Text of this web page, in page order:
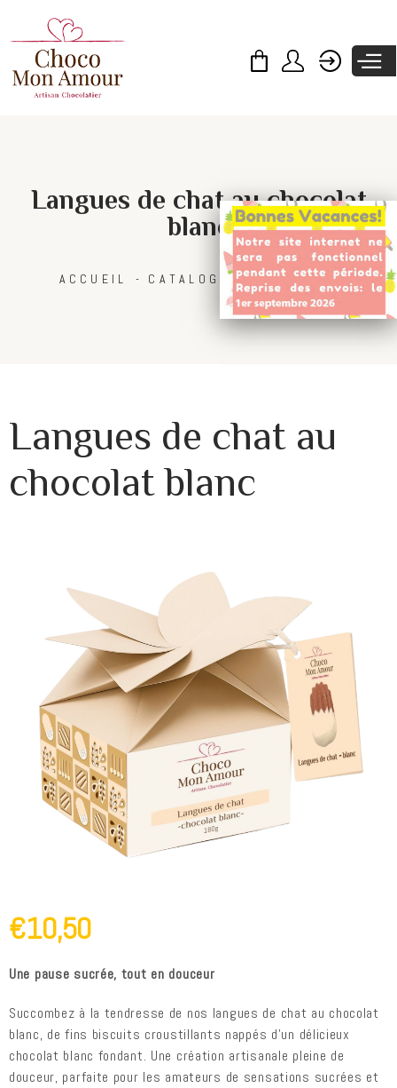
Langues de chat au chocolat
blanc
ACCUEIL CATALOGUE BISCUITS
Langues de chat au
chocolat blanc
€10,50
Une pause sucrée, tout en douceur
Succombez à la tendresse de nos langues de chat au chocolat
blanc, de fins biscuits croustillants nappés d’un délicieux
chocolat blanc fondant. Une création artisanale pleine de
douceur, parfaite pour les amateurs de sensations sucrées et